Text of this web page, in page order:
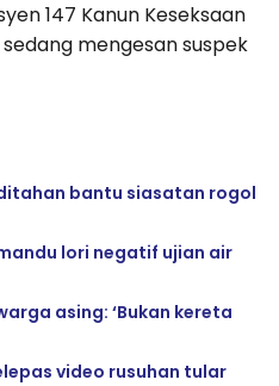
147 Kanun Keseksaan
mengesan suspek
bantu siasatan rogol
lori negatif ujian air
asing: ‘Bukan kereta
video rusuhan tular